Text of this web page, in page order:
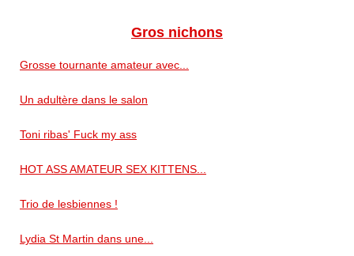
Gros nichons
Grosse tournante amateur avec...
Un adultère dans le salon
Toni ribas' Fuck my ass
HOT ASS AMATEUR SEX KITTENS...
Trio de lesbiennes !
Lydia St Martin dans une...